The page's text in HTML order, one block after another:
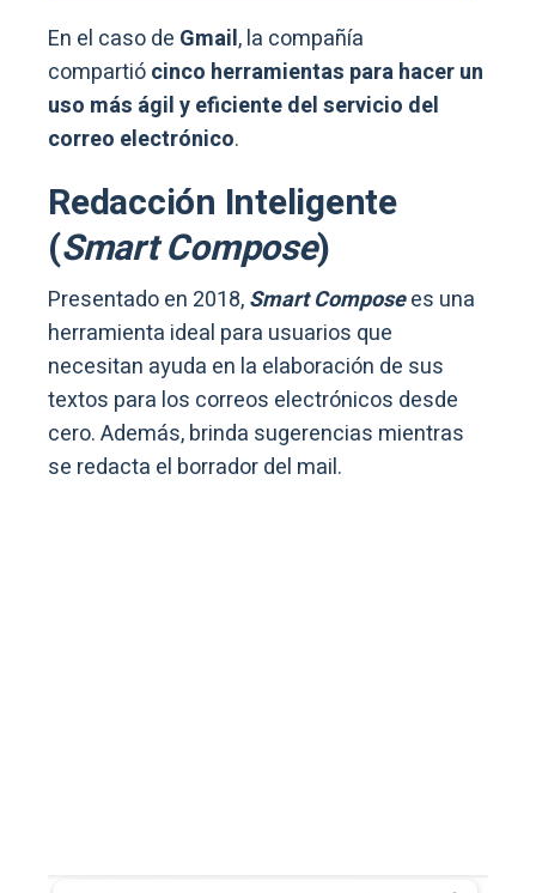
En el caso de Gmail, la compañía
compartiócinco herramientas para hacer un
uso más ágil y eficiente del servicio del
correo electrónico.
Redacción Inteligente
(Smart Compose)
Presentado en 2018,Smart Composees una
herramienta ideal para usuarios que
necesitan ayuda en la elaboración de sus
textos para los correos electrónicos desde
cero. Además, brinda sugerencias mientras
se redacta el borrador del mail.